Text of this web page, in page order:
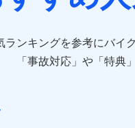
）
life.co.jp/）
）
ランキングを参考にバイ
「事故対応」や「特典